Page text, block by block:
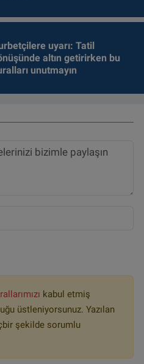
uyarı: Tatil
altın getirirken bu
unutmayın
kabul etmiş
üstleniyorsunuz. Yazılan
şekilde sorumlu